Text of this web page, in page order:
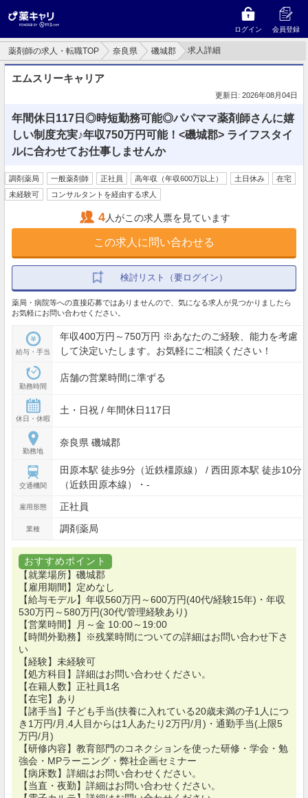
ログイン 会員登録
薬剤師の求人・転職TOP 奈良県 磯城郡 求人詳細
エムスリーキャリア
更新日: 2026年08月04日
年間休日117日◎時短勤務可能◎パパママ薬剤師さんに嬉
しい制度充実♪年収750万円可能！<磯城郡> ライフスタイ
ルに合わせてお仕事しませんか
調剤薬局 一般薬剤師 正社員 高年収（年収600万以上） 土日休み
在宅
未経験可
コンサルタントを経由する求人
4人がこの求人票を見ています
この求人に問い合わせる
検討リスト（要ログイン）
薬局・病院等への直接応募ではありませんので、気になる求人が見つかりましたら
お気軽にお問い合わせください。
給与・手当
年収400万円～750万円 ※あなたのご経験、能力を考慮
して決定いたします。お気軽にご相談ください！
勤務時間
店舗の営業時間に準ずる
休日・休暇
土・日祝 / 年間休日117日
勤務地
奈良県 磯城郡
交通機関
田原本駅 徒歩9分（近鉄橿原線） / 西田原本駅 徒歩10分
（近鉄田原本線）・-
雇用形態 正社員
業種 調剤薬局
おすすめポイント
【就業場所】磯城郡
【雇用期間】定めなし
【給与モデル】年収560万円～600万円(40代/経験15年)・年収
530万円～580万円(30代/管理経験あり)
【営業時間】月～金 10:00～19:00
【時間外勤務】※残業時間についての詳細はお問い合わせ下さ
い
【経験】未経験可
【処方科目】詳細はお問い合わせください。
【在籍人数】正社員1名
【在宅】あり
【諸手当】子ども手当(扶養に入れている20歳未満の子1人につ
き1万円/月,4人目からは1人あたり2万円/月)・通勤手当(上限5
万円/月)
【研修内容】教育部門のコネクションを使った研修・学会・勉
強会・MPラーニング・弊社企画セミナー
【病床数】詳細はお問い合わせください。
【当直・夜勤】詳細はお問い合わせください。